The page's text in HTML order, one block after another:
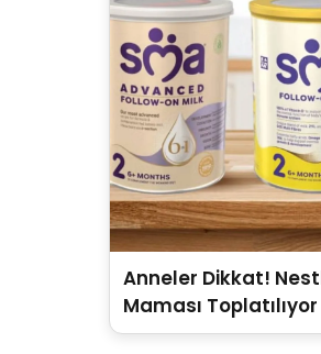
Anneler Dikkat!
Maması Toplatılıyor